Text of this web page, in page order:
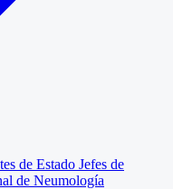
de Estado Jefes de
de Neumología